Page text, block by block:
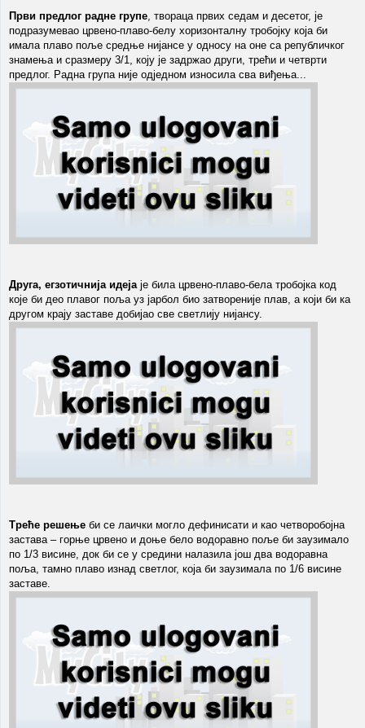
Први предлог радне групе , твораца првих седам и десетог, је
подразумевао црвено-плаво-белу хоризонталну тробојку која би
имала плаво поље средње нијансе у односу на оне са републичког
знамења и сразмеру 3/1, коју је задржао други, трећи и четврти
предлог. Радна група није одједном износила сва виђења...
Друга, егзотичнија идејаје била црвено-плаво-бела тробојка код
које би део плавог поља уз јарбол био затвореније плав, а који би ка
другом крају заставе добијао све светлију нијансу.
Треће решење би се лаички могло дефинисати и као четворобојна
застава – горње црвено и доње бело водоравно поље би заузимало
по 1/3 висине, док би се у средини налазила још два водоравна
поља, тамно плаво изнад светлог, која би заузимала по 1/6 висине
заставе.